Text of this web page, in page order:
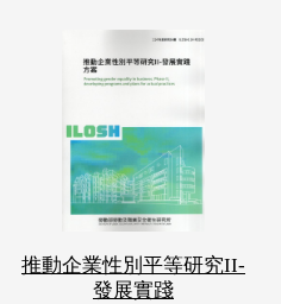
推動企業性別平等研究II-
發展實踐